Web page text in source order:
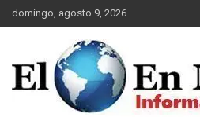
Saltar
al
domingo, agosto 9, 2026